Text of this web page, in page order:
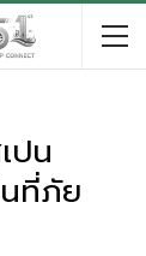
ปน
นที่ภัย